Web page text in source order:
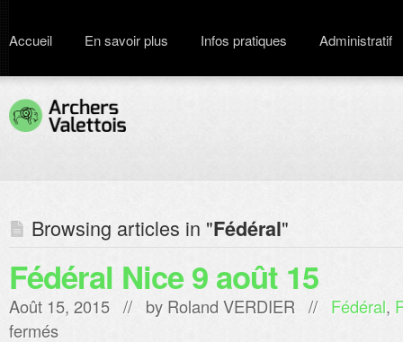
Accueil En savoir plus Infos pratiques Administratif
Browsing articles in "Fédéral"
Fédéral Nice 9 août 15
Août 15, 2015 // by Roland VERDIER // Fédéral,
fermés